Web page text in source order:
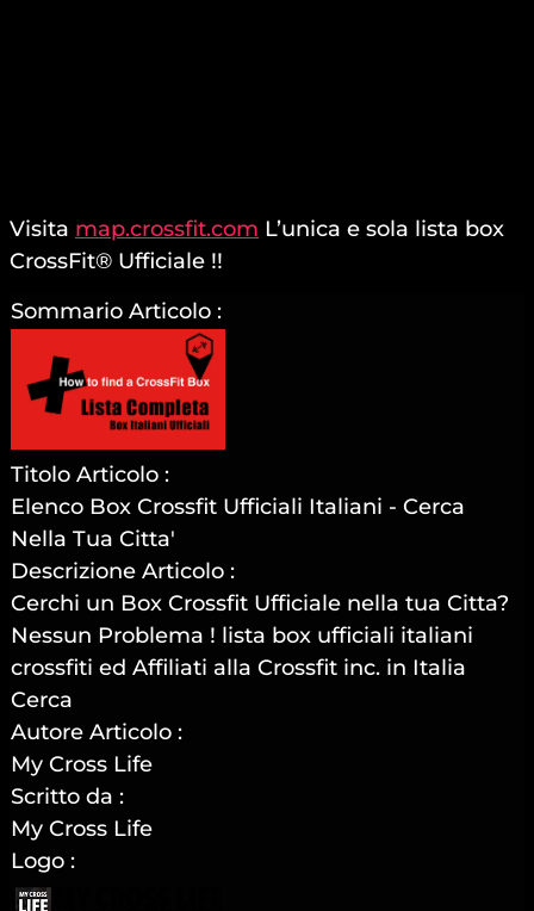
Visita map.crossfit.com L’unica e sola lista box
CrossFit® Ufficiale !!
Sommario Articolo :
Titolo Articolo :
Elenco Box Crossfit Ufficiali Italiani - Cerca
Nella Tua Citta'
Descrizione Articolo :
Cerchi un Box Crossfit Ufficiale nella tua Citta?
Nessun Problema ! lista box ufficiali italiani
crossfiti ed Affiliati alla Crossfit inc. in Italia
Cerca
Autore Articolo :
My Cross Life
Scritto da :
My Cross Life
Logo :